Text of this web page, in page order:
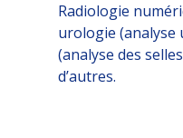
Radiologie
urologie (analyse
(analyse des
d’autres.